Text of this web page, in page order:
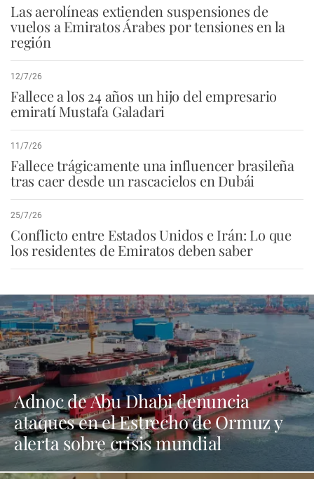
Las aerolíneas extienden suspensiones de
vuelos a Emiratos Árabes por tensiones en la
región
12/7/26
Fallece a los 24 años un hijo del empresario
emiratí Mustafa Galadari
11/7/26
Fallece trágicamente una influencer brasileña
tras caer desde un rascacielos en Dubái
25/7/26
Conflicto entre Estados Unidos e Irán: Lo que
los residentes de Emiratos deben saber
Adnoc de Abu Dhabi denuncia
ataques en el Estrecho de Ormuz y
alerta sobre crisis mundial